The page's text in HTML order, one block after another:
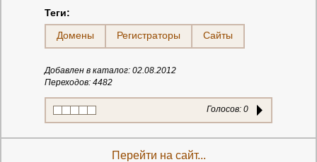
Теги:
Домены
Регистраторы Сайты
Добавлен в каталог: 02.08.2012
Переходов: 4482
Голосов: 0
Перейти на сайт...